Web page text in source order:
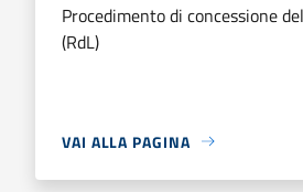
Procedimento di concessione
(RdL)
VAI ALLA PAGINA